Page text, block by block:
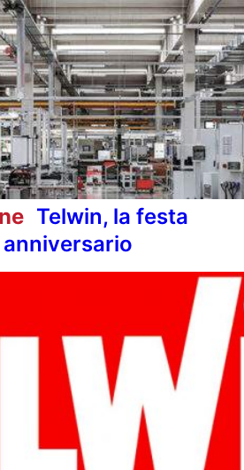
Telwin, la festa